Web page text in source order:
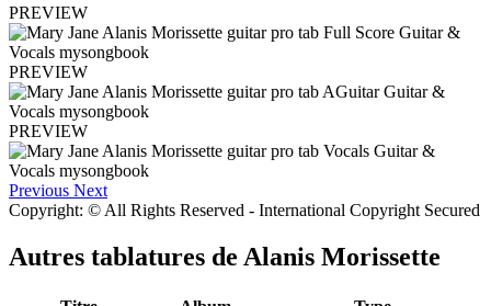
PREVIEW
PREVIEW
PREVIEW
Previous Next
Copyright: © All Rights Reserved - International Copyright Secured
Autres tablatures de Alanis Morissette